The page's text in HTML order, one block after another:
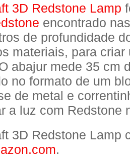
3D Redstone Lamp
encontrado
de profundidade
materiais, para criar
abajur mede 35 cm
no formato de um
de metal e
a luz com Redstone
3D Redstone Lamp
.